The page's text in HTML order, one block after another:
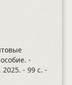
-
2025. - 99 с. -